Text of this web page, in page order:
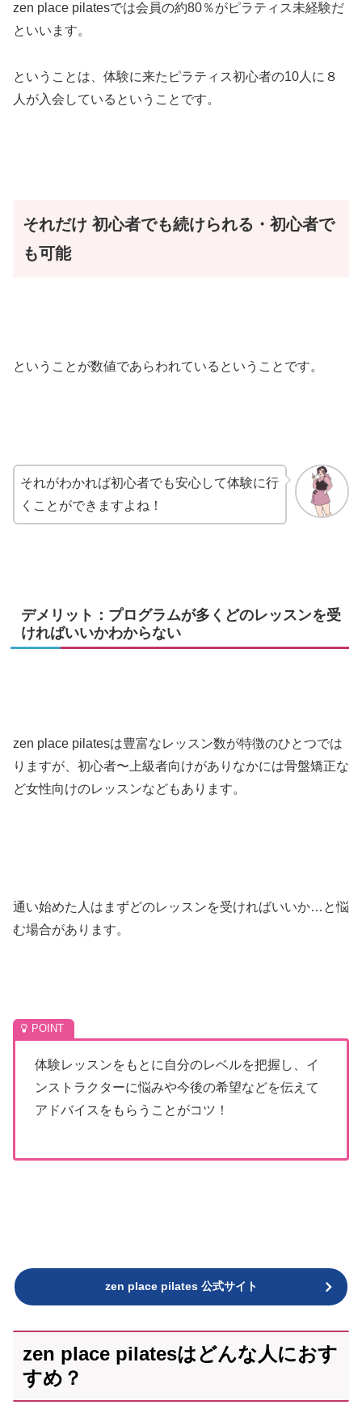
zen place pilatesでは会員の約80％がピラティス未経験だ
といいます。
ということは、体験に来たピラティス初心者の10人に８
人が入会しているということです。
それだけ 初心者でも続けられる・初心者で
も可能
ということが数値であらわれているということです。
それがわかれば初心者でも安心して体験に行
くことができますよね！
デメリット：プログラムが多くどのレッスンを受
ければいいかわからない
zen place pilatesは豊富なレッスン数が特徴のひとつでは
りますが、初心者〜上級者向けがありなかには骨盤矯正な
ど女性向けのレッスンなどもあります。
通い始めた人はまずどのレッスンを受ければいいか…と悩
む場合があります。
体験レッスンをもとに自分のレベルを把握し、イ
ンストラクターに悩みや今後の希望などを伝えて
アドバイスをもらうことがコツ！
zen place pilates 公式サイト
zen place pilatesはどんな人におす
すめ？